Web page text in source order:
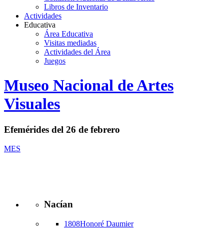
Libros de Inventario
Actividades
Educativa
Área Educativa
Visitas mediadas
Actividades del Área
Juegos
Logo
MNAV
Museo Nacional de Artes
Visuales
Efemérides del 26 de febrero
MES
Nacían
1808Honoré Daumier